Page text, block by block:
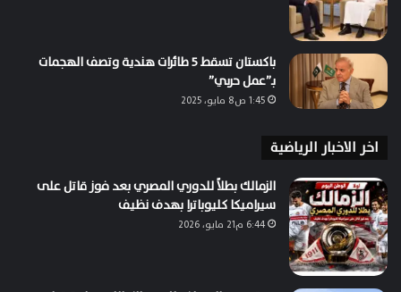
باكستان تسقط 5 طائرات هندية وتصف الهجمات
بـ”عمل حربي”
1:45 ص8 مايو، 2025
اخر الاخبار الرياضية
الزمالك بطلاً للدوري المصري بعد فوز قاتل على
سيراميكا كليوباترا بهدف نظيف
6:44 م21 مايو، 2026